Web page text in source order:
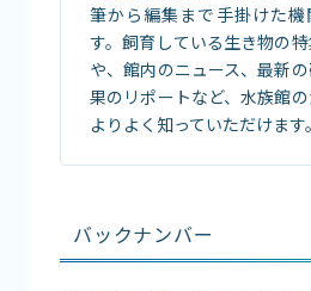
筆から編集まで手掛けた機
す。飼育している生き物の
や、館内のニュース、最新
果のリポートなど、水族館
よりよく知っていただけます。
バックナンバー